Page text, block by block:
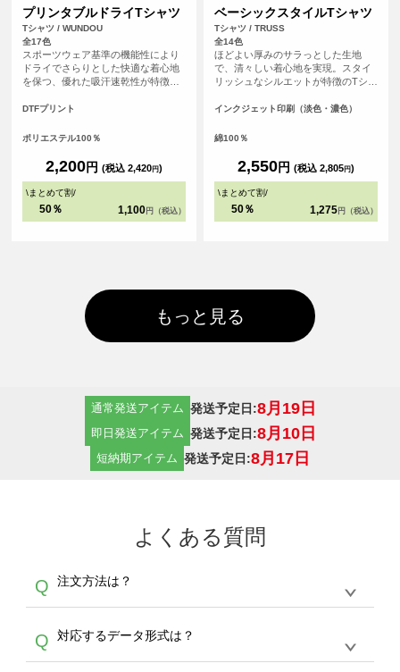
プリンタブルドライTシャツ
Tシャツ / WUNDOU
全17色
スポーツウェア基準の機能性により
ドライでさらりとした快適な着心地
を保つ、優れた吸汗速乾性が特徴の
ような滑らかな生地感で肌触りも魅
ほどの心地よさは、アクティブシー
段使いにもぴったりです。
DTFプリント
ポリエステル100％
2,200円 (税込 2,420円)
\まとめて割/
50％ 1,100 円（税込）
ベーシックスタイルTシャツ
Tシャツ / TRUSS
全14色
ほどよい厚みのサラっとした生地
で、清々しい着心地を実現。スタイ
リッシュなシルエットが特徴のTシャ
インクジェット印刷（淡色・濃色）
綿100％
2,550円 (税込 2,805円)
\まとめて割/
50％ 1,275 円（税込）
もっと見る
通常発送アイテム 発送予定日:8月19日
即日発送アイテム 発送予定日:8月10日
短納期アイテム 発送予定日:8月17日
よくある質問
Q 注文方法は？
A
生産にて承っております。デザインツールから
デザインの作成から決済まで完了できます。
Q 対応するデータ形式は？